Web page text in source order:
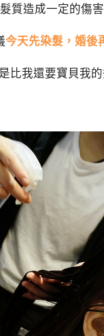
質造成一定的傷害
今天先染髮，婚後
比我還要寶貝我